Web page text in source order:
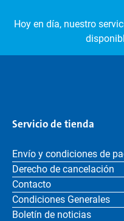
Hoy en día, nuestro
Servicio de tienda
Envío y condiciones de
Derecho de cancelación
Contacto
Condiciones Generales
Boletín de noticias